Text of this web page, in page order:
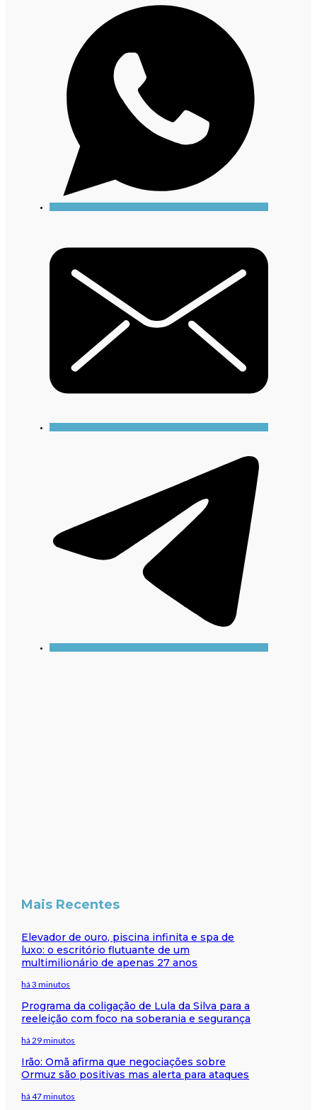
Mais Recentes
Elevador de ouro, piscina infinita e spa de
luxo: o escritório flutuante de um
multimilionário de apenas 27 anos
há 3 minutos
Programa da coligação de Lula da Silva para a
reeleição com foco na soberania e segurança
há 29 minutos
Irão: Omã afirma que negociações sobre
Ormuz são positivas mas alerta para ataques
há 47 minutos